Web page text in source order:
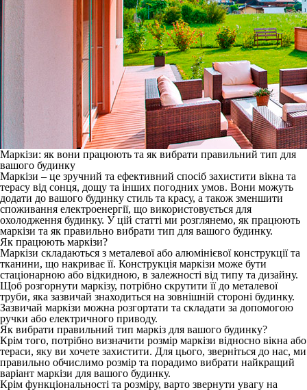
Маркізи: як вони працюють та як вибрати правильний тип для
вашого будинку
Маркізи – це зручний та ефективний спосіб захистити вікна та
терасу від сонця, дощу та інших погодних умов. Вони можуть
додати до вашого будинку стиль та красу, а також зменшити
споживання електроенергії, що використовується для
охолодження будинку. У цій статті ми розглянемо, як працюють
маркізи та як правильно вибрати тип для вашого будинку.
Як працюють маркізи?
Маркізи складаються з металевої або алюмінієвої конструкції та
тканини, що накриває її. Конструкція маркізи може бути
стаціонарною або відкидною, в залежності від типу та дизайну.
Щоб розгорнути маркізу, потрібно скрутити її до металевої
труби, яка зазвичай знаходиться на зовнішній стороні будинку.
Зазвичай маркізи можна розгортати та складати за допомогою
ручки або електричного приводу.
Як вибрати правильний тип маркіз для вашого будинку?
Крім того, потрібно визначити розмір маркізи відносно вікна або
тераси, яку ви хочете захистити. Для цього, зверніться до нас, ми
правильно обчислимо розмір та порадимо вибрати найкращий
варіант маркізи для вашого будинку.
Крім функціональності та розміру, варто звернути увагу на